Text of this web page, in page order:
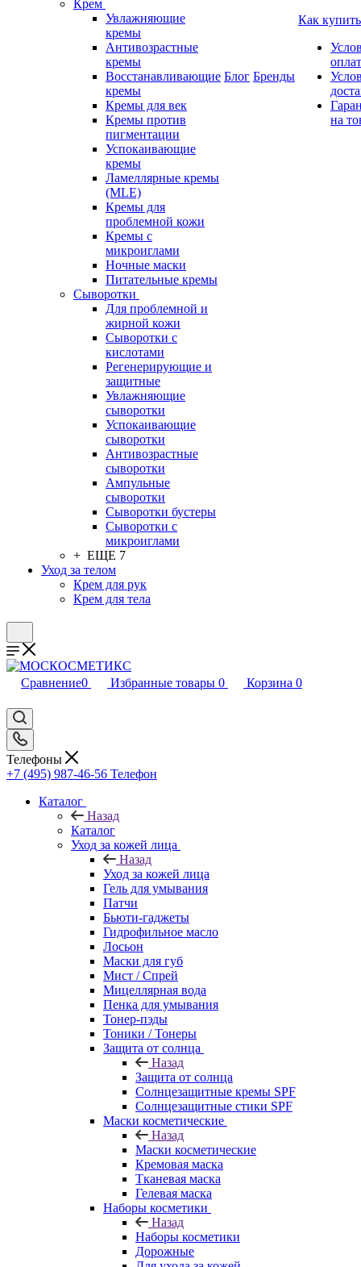
Крем
Увлажняющие
кремы
Антивозрастные
кремы
Восстанавливающие
кремы
Кремы для век
Кремы против
пигментации
Успокаивающие
кремы
Ламеллярные кремы
(MLE)
Кремы для
проблемной кожи
Кремы с
микроиглами
Ночные маски
Питательные кремы
Сыворотки
Для проблемной и
жирной кожи
Сыворотки с
кислотами
Регенерирующие и
защитные
Увлажняющие
сыворотки
Успокаивающие
сыворотки
Антивозрастные
сыворотки
Ампульные
сыворотки
Сыворотки бустеры
Сыворотки с
микроиглами
+ ЕЩЕ 7
Уход за телом
Крем для рук
Крем для тела
Блог Бренды
Как купить
на
Сравнение0 Избранные товары 0 Корзина 0
Телефоны
+7 (495) 987-46-56 Телефон
Каталог
Назад
Каталог
Уход за кожей лица
Назад
Уход за кожей лица
Гель для умывания
Патчи
Бьюти-гаджеты
Гидрофильное масло
Лосьон
Маски для губ
Мист / Спрей
Мицеллярная вода
Пенка для умывания
Тонер-пэды
Тоники / Тонеры
Защита от солнца
Назад
Защита от солнца
Солнцезащитные кремы SPF
Солнцезащитные стики SPF
Маски косметические
Назад
Маски косметические
Кремовая маска
Тканевая маска
Гелевая маска
Наборы косметики
Назад
Наборы косметики
Дорожные